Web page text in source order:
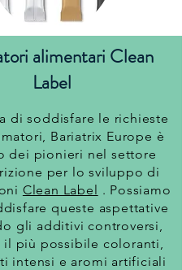
Bastoni
alimentari Clean
Label
di soddisfare le richieste
Bariatrix Europe è
dei pionieri nel settore
per lo sviluppo di
Clean Label . Possiamo
queste aspettative
gli additivi controversi,
il più possibile coloranti,
intensi e aromi artificiali